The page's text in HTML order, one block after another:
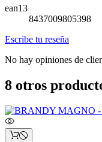
ean13
8437009805398
Escribe tu reseña
No hay opiniones de
8 otros